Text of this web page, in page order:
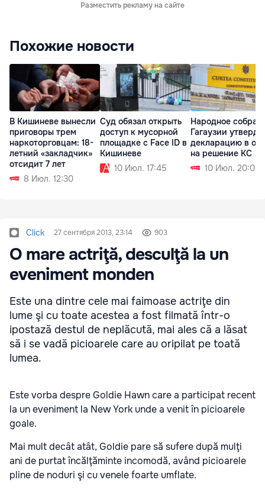
Разместить рекламу на сайте
Похожие новости
В Кишиневе вынесли
приговоры трем
наркоторговцам: 18-
летний «закладчик»
отсидит 7 лет
8 Июл. 12:30
Суд обязал открыть
доступ к мусорной
площадке с Face ID в
Кишиневе
10 Июл. 17:45
Народное
Гагаузии
декларацию в
на решение КС
10 Июл. 20:00
Click 27 сентября 2013, 23:14 903
O mare actriţă, desculţă la un
eveniment monden
Este una dintre cele mai faimoase actriţe din
lume şi cu toate acestea a fost filmată într-o
ipostază destul de neplăcută, mai ales că a lăsat
să i se vadă picioarele care au oripilat pe toată
lumea.
Este vorba despre Goldie Hawn care a participat recent
la un eveniment la New York unde a venit în picioarele
goale.
Mai mult decât atât, Goldie pare să sufere după mulţi
ani de purtat încălţăminte incomodă, având picioarele
pline de noduri şi cu venele foarte umflate.